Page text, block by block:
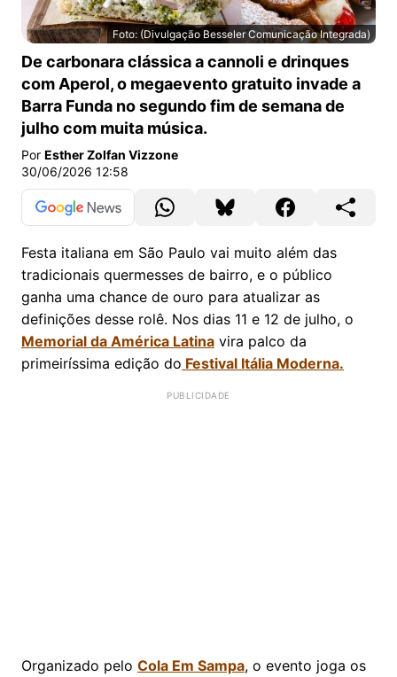
Foto: (Divulgação Besseler Comunicação Integrada)
Festival Itália Moderna
De carbonara clássica a cannoli e drinques
com Aperol, o megaevento gratuito invade a
Barra Funda no segundo fim de semana de
julho com muita música.
Por Esther Zolfan Vizzone
30/06/2026 12:58
Festa italiana em São Paulo vai muito além das
tradicionais quermesses de bairro, e o público
ganha uma chance de ouro para atualizar as
definições desse rolê. Nos dias 11 e 12 de julho, o
Memorial da América Latina vira palco da
primeiríssima edição do Festival Itália Moderna.
Organizado pelo Cola Em Sampa, o evento joga os